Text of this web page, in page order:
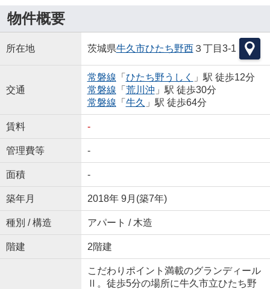
物件概要
所在地 茨城県牛久市ひたち野西３丁目3-1
交通
常磐線 「 ひたち野うしく
」駅 徒歩12分
常磐線 「 荒川沖 」駅 徒歩30分
常磐線 「 牛久 」駅 徒歩64分
賃料 -
管理費等 -
面積 -
築年月 2018年 9月(築7年)
種別 / 構造 アパート / 木造
階建 2階建
こだわりポイント満載のグランディール
Ⅱ。徒歩5分の場所に牛久市立ひたち野